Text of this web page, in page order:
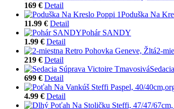
169 € Detail
Poduška Na
11.99 € Detail
Pohár SANDY
1.99 € Detail
2-
219 € Detail
699 € Detail
4.99 € Detail